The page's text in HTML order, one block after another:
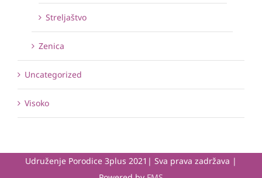
Streljaštvo
Zenica
Uncategorized
Visoko
Udruženje Porodice 3plus 2021| Sva prava zadržava |